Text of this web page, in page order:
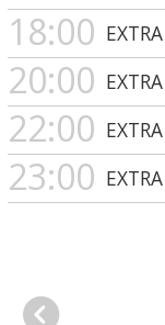
18:00
20:00
22:00
23:00